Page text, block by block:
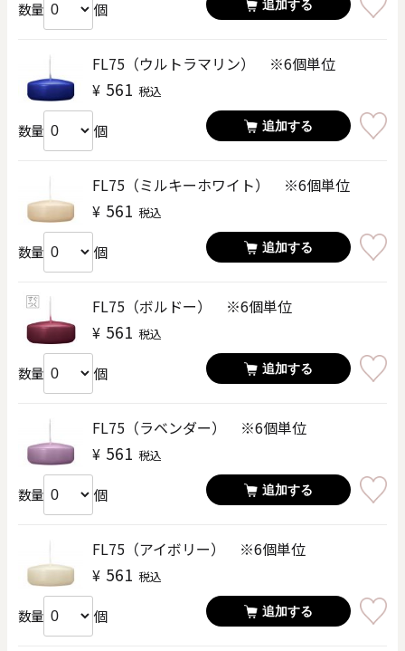
数量 個 追加する
FL75（ウルトラマリン） ※6個単位
¥ 561 税込
数量 個 追加する
FL75（ミルキーホワイト） ※6個単位
¥ 561 税込
数量 個 追加する
FL75（ボルドー） ※6個単位
¥ 561 税込
数量 個 追加する
FL75（ラベンダー） ※6個単位
¥ 561 税込
数量 個 追加する
FL75（アイボリー） ※6個単位
¥ 561 税込
数量 個 追加する